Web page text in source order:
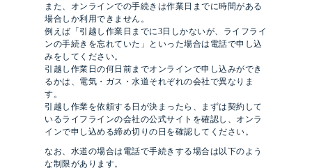
また、オンラインでの手続きは作業日までに時間がある
場合しか利用できません。
例えば「引越し作業日までに3日しかないが、ライフライ
ンの手続きを忘れていた」といった場合は電話で申し込
みをしてください。
引越し作業日の何日前までオンラインで申し込みができ
るかは、電気・ガス・水道それぞれの会社で異なりま
す。
引越し作業を依頼する日が決まったら、まずは契約して
いるライフラインの会社の公式サイトを確認し、オンラ
インで申し込める締め切りの日を確認してください。
なお、水道の場合は電話で手続きする場合は以下のよう
な制限があります。